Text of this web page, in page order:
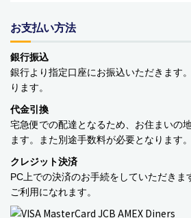
商品カテゴリー
お支払い方法
銀行振込
銀行より指定口座にお振込いただきます
ります。
代金引換
宅急便での配達となるため、お住まいの
ます。また別途手数料が必要となります。
クレジット決済
PC上での決済のお手続をしていただきま
ご利用になれます。